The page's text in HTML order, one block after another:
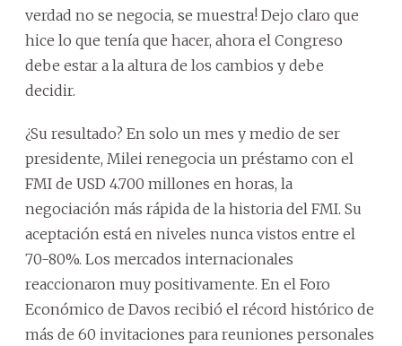
verdad no se negocia, se muestra! Dejo claro que
hice lo que tenía que hacer, ahora el Congreso
debe estar a la altura de los cambios y debe
decidir.
¿Su resultado? En solo un mes y medio de ser
presidente, Milei renegocia un préstamo con el
FMI de USD 4.700 millones en horas, la
negociación más rápida de la historia del FMI. Su
aceptación está en niveles nunca vistos entre el
70-80%. Los mercados internacionales
reaccionaron muy positivamente. En el Foro
Económico de Davos recibió el récord histórico de
más de 60 invitaciones para reuniones personales